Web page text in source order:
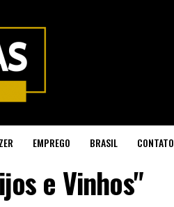
EMPREGO BRASIL CONTATO
e Vinhos"